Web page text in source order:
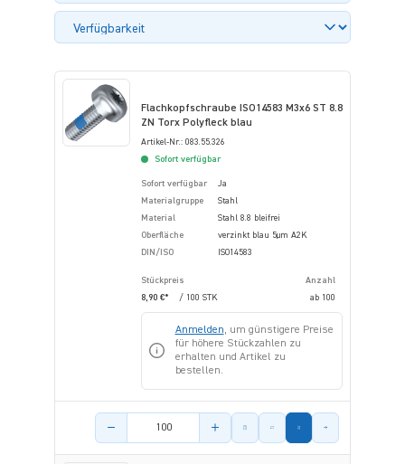
Flachkopfschraube ISO14583 M3x6 ST 8.8
ZN Torx Polyfleck blau
Artikel-Nr.: 083.55.326
Sofort verfügbar
Sofort verfügbar
Ja
Materialgruppe
Stahl
Material
Stahl 8.8 bleifrei
Oberfläche
verzinkt blau 5µm A2K
DIN/ISO
ISO14583
Stückpreis
Anzahl
8,90 €*
/ 100 STK ab 100
Anmelden, um günstigere Preise
für höhere Stückzahlen zu
erhalten und Artikel zu
bestellen.
Menge des Artikels